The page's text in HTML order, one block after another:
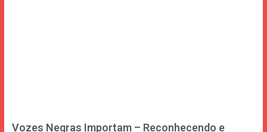
Vozes Negras Importam – Reconhecendo e